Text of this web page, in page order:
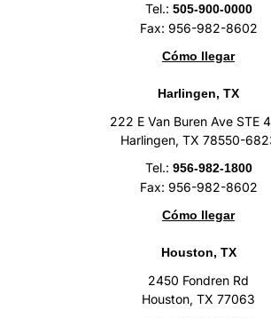
Tel.: 505-900-0000
Fax: 956-982-8602
Cómo llegar
Harlingen, TX
222 E Van Buren Ave STE
Harlingen, TX 78550-
Tel.: 956-982-1800
Fax: 956-982-8602
Cómo llegar
Houston, TX
2450 Fondren Rd
Houston, TX 77063